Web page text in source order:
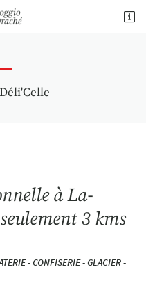

propositions commerciales à l'adresse
à tout moment en utilisant
à La-
3 kms
- CONFISERIE - GLACIER -